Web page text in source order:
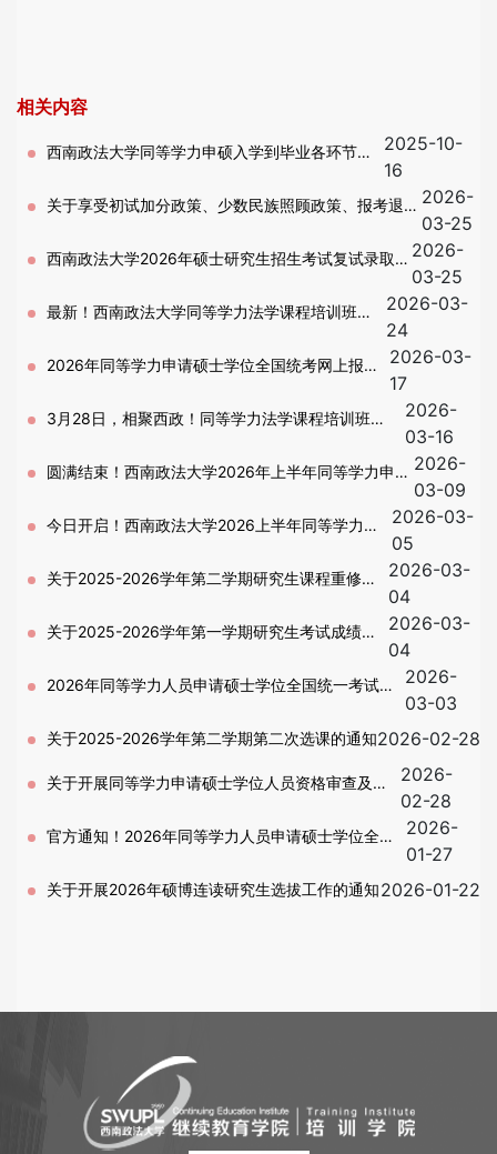
相关内容
西南政法大学同等学力申硕入学到毕业各环节介
2025-10-
16
关于享受初试加分政策、少数民族照顾政策、报考退役
大学生士兵计划和免初试考生提交材料的通知
2026-
03-25
西南政法大学2026年硕士研究生招生考试复试录取阶
段第二号公告-复试基本要求
2026-
03-25
最新！西南政法大学同等学力法学课程培训班招
生简章
2026-03-
24
2026年同等学力申请硕士学位全国统考网上报名
开始！
2026-03-
17
3月28日，相聚西政！同等学力法学课程培训班
2026年春季开班式预告
2026-
03-16
圆满结束！西南政法大学2026年上半年同等学力申硕
资格审查及信息采集工作顺利完成
2026-
03-09
今日开启！西南政法大学2026上半年同等学力资
格审查工作
2026-03-
05
关于2025-2026学年第二学期研究生课程重修申
请的通知
2026-03-
04
关于2025-2026学年第一学期研究生考试成绩查
分的通知
2026-03-
04
2026年同等学力人员申请硕士学位全国统一考试的
现场确认工作即将启动
2026-
03-03
关于2025-2026学年第二学期第二次选课的通知2026-02-28
关于开展同等学力申请硕士学位人员资格审查及信
息采集工作的通知
2026-
02-28
官方通知！2026年同等学力人员申请硕士学位全国
统一考试工作的通知
2026-
01-27
关于开展2026年硕博连读研究生选拔工作的通知2026-01-22